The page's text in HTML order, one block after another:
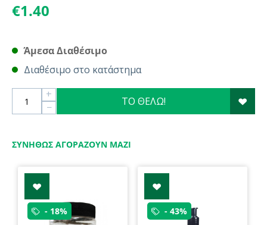
€1.40
Άμεσα Διαθέσιμο
Διαθέσιμο στο κατάστημα
+
−
ΤΟ ΘΕΛΩ!
ΣΥΝΉΘΩΣ ΑΓΟΡΆΖΟΥΝ ΜΑΖΊ
- 18% - 43%